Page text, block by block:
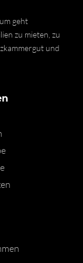
geht
zu mieten, zu
und